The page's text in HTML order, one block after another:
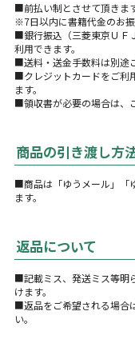
■前払い制とさせて頂きます
※7日以内に書籍代金のお振
■銀行振込（三菱東京ＵＦ
利用できます。
■送料・送金手数料は別途
■クレジットカードをご利
ます。
■領収書が必要の場合は、
商品の引き渡し方
■商品は「ゆうメール」「
ます。
返品について
■記載ミス、発送ミス等明
けます。
■返品をご希望される場合
い。